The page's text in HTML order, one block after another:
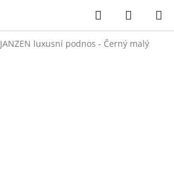
Hledat
KOŠÍK
JANZEN luxusní podnos - Černý malý